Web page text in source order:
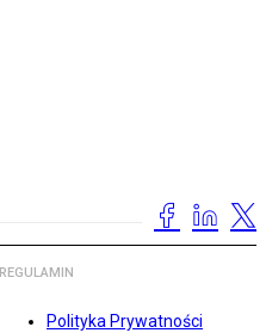
REGULAMIN
Polityka Prywatności